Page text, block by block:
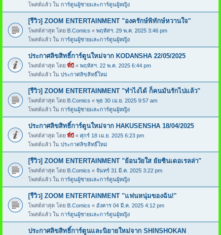
โพสต์แล้ว ใน การ์ตูนผู้ชายและการ์ตูนผู้หญิง
[รีวิว] ZOOM ENTERTAINMENT "องครักษ์พิทักษ์หวานใจ"
โพสต์ล่าสุด โดย B.Comics « พฤหัสฯ. 29 พ.ค. 2025 3:46 pm
โพสต์แล้ว ใน การ์ตูนผู้ชายและการ์ตูนผู้หญิง
ประกาศลิขสิทธิ์การ์ตูนใหม่จาก KODANSHA 22/05/2025
โพสต์ล่าสุด โดย พี่บี « พฤหัสฯ. 22 พ.ค. 2025 6:44 pm
โพสต์แล้ว ใน ประกาศลิขสิทธิ์ใหม่
[รีวิว] ZOOM ENTERTAINMENT "ทำไงได้ ก็คนมันรักไปแล้ว"
โพสต์ล่าสุด โดย B.Comics « พุธ 30 เม.ย. 2025 9:57 am
โพสต์แล้ว ใน การ์ตูนผู้ชายและการ์ตูนผู้หญิง
ประกาศลิขสิทธิ์การ์ตูนใหม่จาก HAKUSENSHA 18/04/2025
โพสต์ล่าสุด โดย พี่บี « ศุกร์ 18 เม.ย. 2025 6:23 pm
โพสต์แล้ว ใน ประกาศลิขสิทธิ์ใหม่
[รีวิว] ZOOM ENTERTAINMENT "ย้อนวัยใส ยัยซินเดอเรลล่า"
โพสต์ล่าสุด โดย B.Comics « จันทร์ 31 มี.ค. 2025 3:22 pm
โพสต์แล้ว ใน การ์ตูนผู้ชายและการ์ตูนผู้หญิง
[รีวิว] ZOOM ENTERTAINMENT "แฟนหนุ่มของฉัน!"
โพสต์ล่าสุด โดย B.Comics « อังคาร 04 มี.ค. 2025 4:12 pm
โพสต์แล้ว ใน การ์ตูนผู้ชายและการ์ตูนผู้หญิง
ประกาศลิขสิทธิ์การ์ตูนและนิยายใหม่จาก SHINSHOKAN